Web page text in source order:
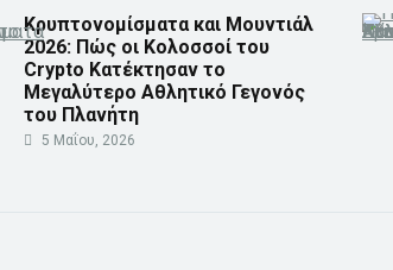
Κρυπτονομίσματα και Μουντιάλ
2026: Πώς οι Κολοσσοί του
Crypto Κατέκτησαν το
Μεγαλύτερο Αθλητικό Γεγονός
του Πλανήτη
5 Μαΐου, 2026